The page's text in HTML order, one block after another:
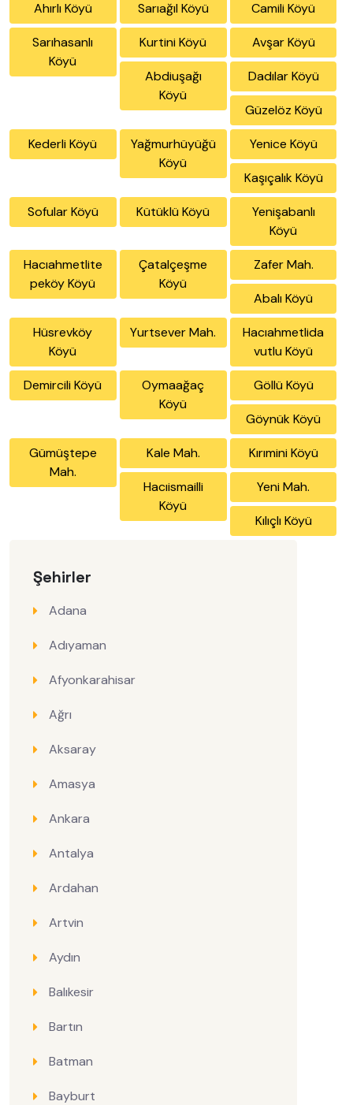
Şehirler
Adana
Adıyaman
Afyonkarahisar
Ağrı
Aksaray
Amasya
Ankara
Antalya
Ardahan
Artvin
Aydın
Balıkesir
Bartın
Batman
Bayburt
Ahırlı Köyü Sarıağıl Köyü Camili Köyü
Sarıhasanlı
Köyü
Kurtini Köyü Avşar Köyü
Abdiuşağı
Köyü
Dadılar Köyü
Güzelöz Köyü
Kederli Köyü
Yağmurhüyüğü
Köyü
Yenice Köyü
Kaşıçalık Köyü
Sofular Köyü Kütüklü Köyü
Yenişabanlı
Köyü
Hacıahmetlite
peköy Köyü
Çatalçeşme
Köyü
Zafer Mah.
Abalı Köyü
Hüsrevköy
Köyü
Yurtsever Mah.
Hacıahmetlida
vutlu Köyü
Demircili Köyü
Oymaağaç
Köyü
Göllü Köyü
Göynük Köyü
Gümüştepe
Mah.
Kale Mah. Kırımini Köyü
Hacıismailli
Köyü
Yeni Mah.
Kılıçlı Köyü